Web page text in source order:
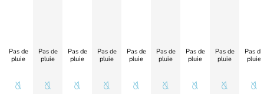
Pas de
pluie
Pas de
pluie
Pas de
pluie
Pas de
pluie
Pas de
pluie
Pas de
pluie
Pas de
pluie
Pas de
pluie
Pas de
pluie